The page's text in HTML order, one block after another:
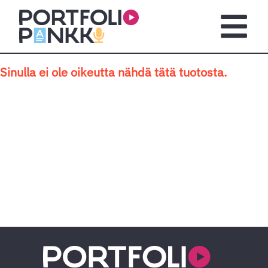
Siirry sisältöön
Sinulla ei ole oikeutta nähdä tätä tuotosta.